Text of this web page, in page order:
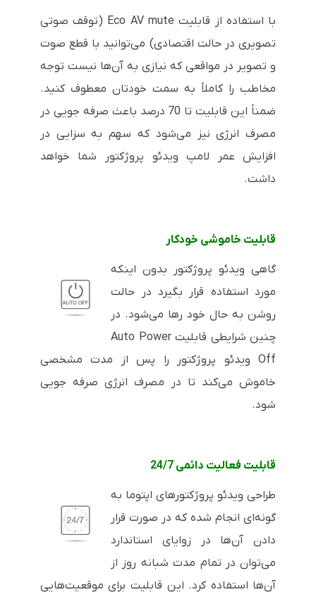
با استفاده از قابلیت Eco AV mute (توقف صوتی
تصویری در حالت اقتصادی) می‌توانید با قطع صوت
و تصویر در مواقعی که نیازی به آن‌ها نیست توجه
مخاطب را کاملاً به سمت خودتان معطوف کنید.
ضمناً این قابلیت تا 70 درصد باعث صرفه جویی در
مصرف انرژی نیز می‌شود که سهم به سزایی در
افزایش عمر لامپ ویدئو پروژکتور شما خواهد
داشت.
قابلیت خاموشی خودکار
گاهی ویدئو پروژکتور بدون اینکه
مورد استفاده قرار بگیرد در حالت
روشن به حال خود رها می‌شود. در
چنین شرایطی قابلیتAuto Power
Offویدئو پروژکتور را پس از مدت مشخصی
خاموش می‌کند تا در مصرف انرژی صرفه جویی
شود.
قابلیت فعالیت دائمی 24/7
طراحی ویدئو پروژکتورهای اپتوما به
گونه‌ای انجام شده که در صورت قرار
دادن آن‌ها در زوایای استاندارد
می‌توان در تمام مدت شبانه روز از
آن‌ها استفاده کرد. این قابلیت برای موقعیت‌هایی